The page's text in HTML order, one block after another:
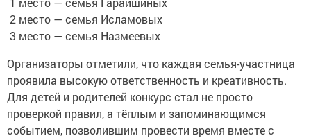
2 место — семья Исламовых
3 место — семья Назмеевых
Организаторы отметили, что каждая семья-участница
проявила высокую ответственность и креативность.
Для детей и родителей конкурс стал не просто
проверкой правил, а тёплым и запоминающимся
событием, позволившим провести время вместе с